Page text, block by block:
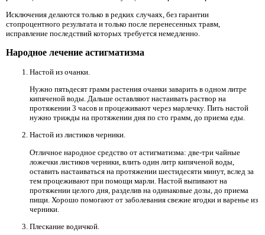
Исключения делаются только в редких случаях, без гарантии
стопроцентного результата и только после перенесенных травм,
исправление последствий которых требуется немедленно.
Народное лечение астигматизма
Настой из очанки.
Нужно пятьдесят грамм растения очанки заварить в одном литре
кипяченой воды. Дальше оставляют настаивать раствор на
протяжении 3 часов и процеживают через марлечку. Пить настой
нужно трижды на протяжении дня по сто грамм, до приема еды.
Настой из листиков черники.
Отличное народное средство от астигматизма: две-три чайные
ложечки листиков черники, влить один литр кипяченой воды,
оставить настаиваться на протяжении шестидесяти минут, вслед за
тем процеживают при помощи марли. Настой выпивают на
протяжении целого дня, разделив на одинаковые дозы, до приема
пищи. Хорошо помогают от заболевания свежие ягодки и варенье из
черники.
Плескание водичкой.